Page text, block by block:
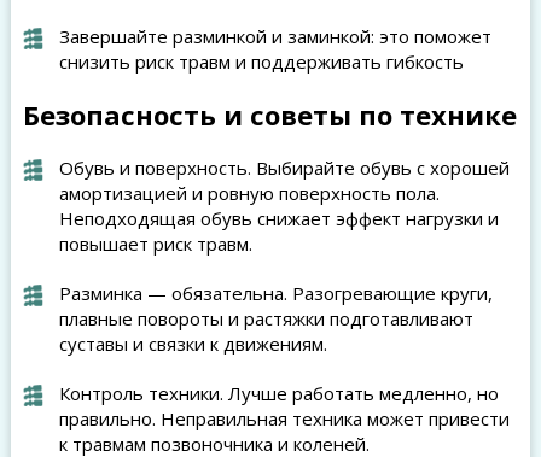
Завершайте разминкой и заминкой: это поможет
снизить риск травм и поддерживать гибкость
Безопасность и советы по технике
Обувь и поверхность. Выбирайте обувь с хорошей
амортизацией и ровную поверхность пола.
Неподходящая обувь снижает эффект нагрузки и
повышает риск травм.
Разминка — обязательна. Разогревающие круги,
плавные повороты и растяжки подготавливают
суставы и связки к движениям.
Контроль техники. Лучше работать медленно, но
правильно. Неправильная техника может привести
к травмам позвоночника и коленей.